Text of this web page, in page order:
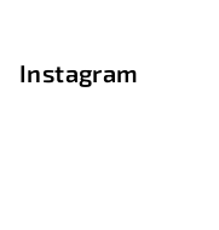
Instagram